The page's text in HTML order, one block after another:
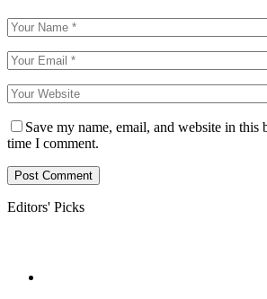
Save my name, email, and website in this
time I comment.
Editors' Picks